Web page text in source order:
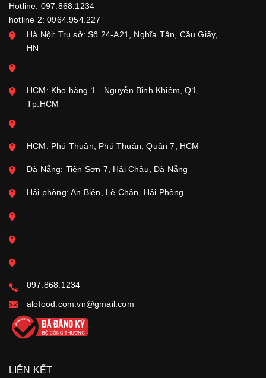
Hotline: 097.868.1234
hotline 2: 0964.954.227
Hà Nội: Trụ sở: Số 24-A21, Nghĩa Tân, Cầu Giấy,
HN
HCM: Kho hàng 1 - Nguyễn Bỉnh Khiêm, Q1,
Tp.HCM
HCM: Phú Thuận, Phú Thuận, Quận 7, HCM
Đà Nẵng: Tiên Sơn 7, Hải Châu, Đà Nẵng
Hải phòng: An Biên, Lê Chân, Hải Phòng
097.868.1234
alofood.com.vn@gmail.com
LIÊN KẾT